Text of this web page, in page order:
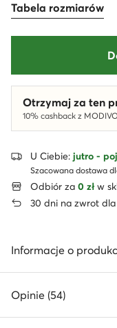
Tabela rozmiarów
Otrzymaj za ten
10% cashback z
U Ciebie: jutro -
Szacowana dostawa
Odbiór za 0 złw
30 dni na zwrot dla
Informacje o
Opinie (54)